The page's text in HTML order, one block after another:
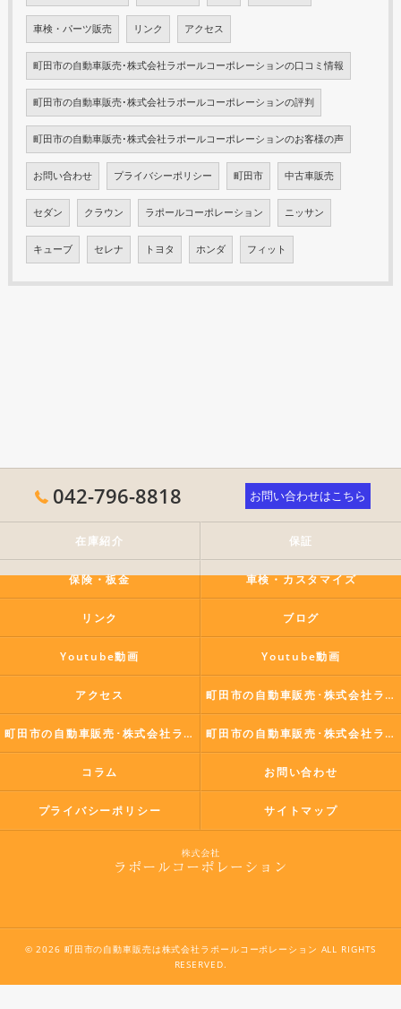
車検・パーツ販売 リンク アクセス
町田市の自動車販売･株式会社ラポールコーポレーションの口コミ情報
町田市の自動車販売･株式会社ラポールコーポレーションの評判
町田市の自動車販売･株式会社ラポールコーポレーションのお客様の声
お問い合わせ プライバシーポリシー 町田市 中古車販売
セダン クラウン ラポールコーポレーション ニッサン
キューブ セレナ トヨタ ホンダ フィット
042-796-8818 お問い合わせはこちら
在庫紹介 保証
保険・板金 車検・カスタマイズ
リンク ブログ
Youtube動画 Youtube動画
アクセス 町田市の自動車販売･株式会社ラポールコーポレーションの口コミ情報
町田市の自動車販売･株式会社ラポールコーポレーションの評判 町田市の自動車販売･株式会社ラポールコーポレーションのお客様の声
コラム お問い合わせ
プライバシーポリシー サイトマップ
© 2026 町田市の自動車販売は株式会社ラポールコーポレーション ALL RIGHTS
RESERVED.